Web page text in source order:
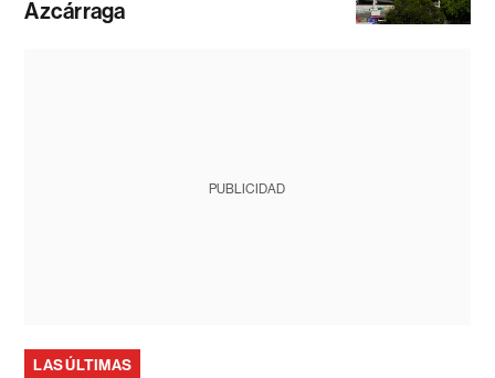
Azcárraga
PUBLICIDAD
LAS ÚLTIMAS